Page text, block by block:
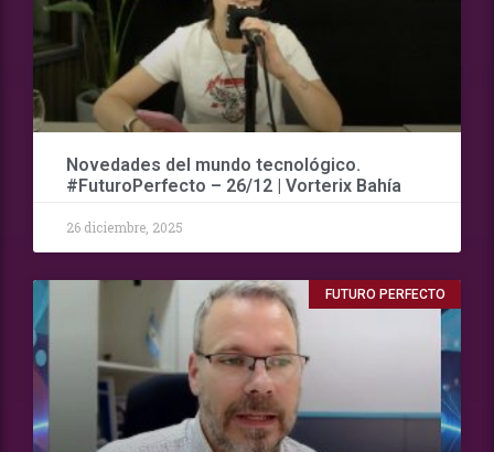
Novedades del mundo tecnológico.
#FuturoPerfecto – 26/12 | Vorterix Bahía
26 diciembre, 2025
FUTURO PERFECTO